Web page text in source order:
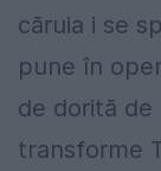
căruia i se
pune în
de dorită de
transforme